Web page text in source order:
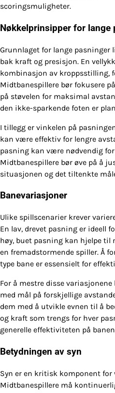
scoringsmuligheter.
Nøkkelprinsipper for lange
Grunnlaget for lange pasninger
bak kraft og presisjon. En
kombinasjon av kroppsstilling,
Midtbanespillere bør fokusere
på støvelen for maksimal
den ikke-sparkende foten er
I tillegg er vinkelen på
kan være effektiv for lengre
pasning kan være nødvendig for
Midtbanespillere bør øve på å
situasjonen og det tiltenkte
Banevariasjoner
Ulike spillscenarier krever
En lav, drevet pasning er ideell
høy, buet pasning kan hjelpe til
en fremadstormende spiller. Å
type bane er essensielt for
For å mestre disse
med mål på forskjellige
dem med å utvikle evnen til å
og kraft som trengs for hver
generelle effektiviteten på
Betydningen av syn
Syn er en kritisk komponent for
Midtbanespillere må